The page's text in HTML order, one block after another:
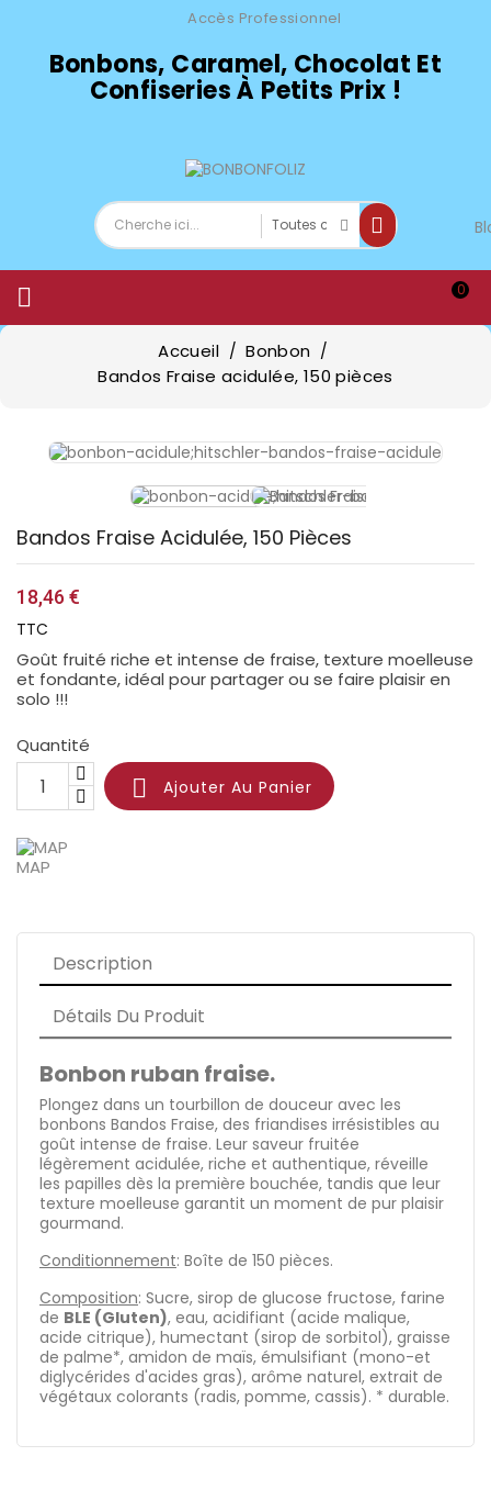
Accès Professionnel
Bonbons, Caramel, Chocolat Et
Confiseries À Petits Prix !
 0
Accueil
Bonbon
Bandos Fraise acidulée, 150 pièces
Bandos Fraise Acidulée, 150 Pièces
18,46 €
TTC
Goût fruité riche et intense de fraise, texture moelleuse
et fondante, idéal pour partager ou se faire plaisir en
solo !!!
Quantité
 Ajouter Au Panier
MAP
Description
Détails Du Produit
Bonbon ruban fraise.
Plongez dans un tourbillon de douceur avec les
bonbons Bandos Fraise, des friandises irrésistibles au
goût intense de fraise. Leur saveur fruitée
légèrement acidulée, riche et authentique, réveille
les papilles dès la première bouchée, tandis que leur
texture moelleuse garantit un moment de pur plaisir
gourmand.
Conditionnement: Boîte de 150 pièces.
Composition: Sucre, sirop de glucose fructose, farine
de BLE (Gluten), eau, acidifiant (acide malique,
acide citrique), humectant (sirop de sorbitol), graisse
de palme*, amidon de maïs, émulsifiant (mono-et
diglycérides d'acides gras), arôme naturel, extrait de
végétaux colorants (radis, pomme, cassis). * durable.